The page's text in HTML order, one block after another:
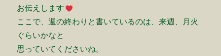
お伝えします
ここで、週の終わりと書いているのは、来週、月火
ぐらいかなと
思っていてくださいね。